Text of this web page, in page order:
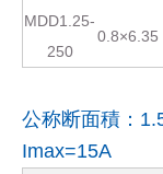
MDD1.25-
250
0.8×6.35
公称断面積：
Imax=15A